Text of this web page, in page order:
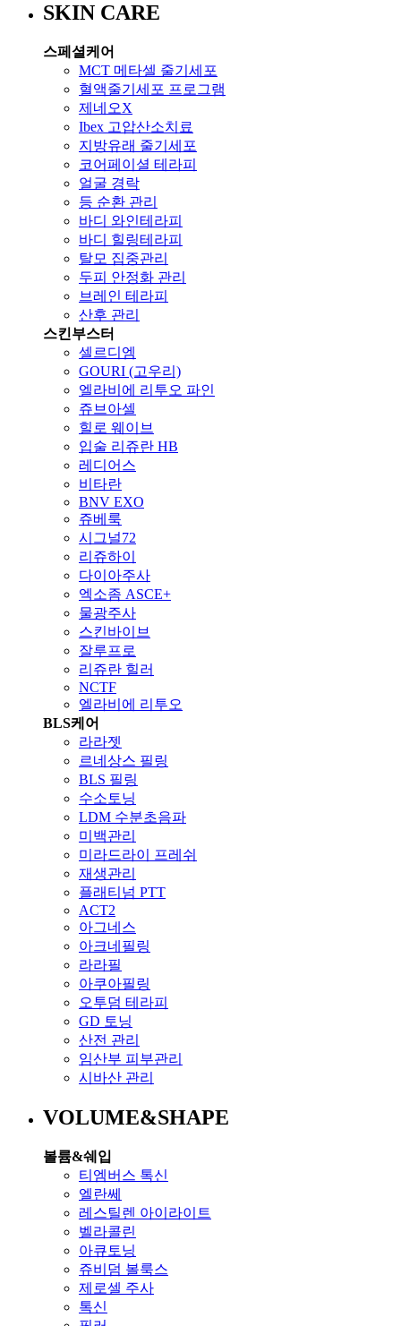
SKIN CARE
스페셜케어
MCT 메타셀 줄기세포
혈액줄기세포 프로그램
제네오X
Ibex 고압산소치료
지방유래 줄기세포
코어페이셜 테라피
얼굴 경락
등 순환 관리
바디 와인테라피
바디 힐링테라피
탈모 집중관리
두피 안정화 관리
브레인 테라피
산후 관리
스킨부스터
셀르디엠
GOURI (고우리)
엘라비에 리투오 파인
쥬브아셀
힐로 웨이브
입술 리쥬란 HB
레디어스
비타란
BNV EXO
쥬베룩
시그널72
리쥬하이
다이아주사
엑소좀 ASCE+
물광주사
스킨바이브
잘루프로
리쥬란 힐러
NCTF
엘라비에 리투오
BLS케어
라라젯
르네상스 필링
BLS 필링
수소토닝
LDM 수분초음파
미백관리
미라드라이 프레쉬
재생관리
플래티넘 PTT
ACT2
아그네스
아크네필링
라라필
아쿠아필링
오투덤 테라피
GD 토닝
산전 관리
임산부 피부관리
시바산 관리
VOLUME&SHAPE
볼륨&쉐입
티엠버스 톡신
엘란쎄
레스틸렌 아이라이트
벨라콜린
아큐토닝
쥬비덤 볼룩스
제로셀 주사
톡신